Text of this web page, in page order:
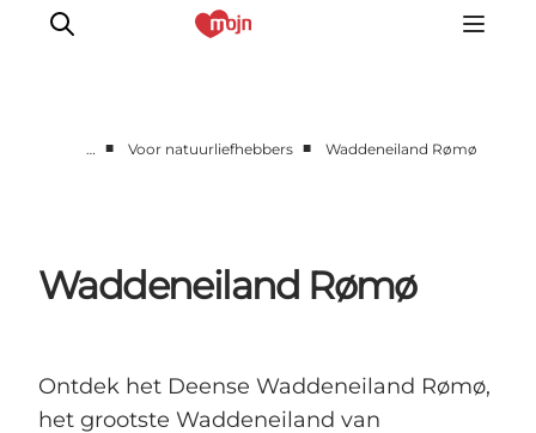
Events
Accommodaties
Booking
… ■ Voor natuurliefhebbers ■ Waddeneiland Rømø
Waddeneiland Rømø
Ontdek het Deense Waddeneiland Rømø,
het grootste Waddeneiland van